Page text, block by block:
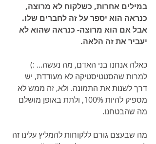
במילים אחרות, כשלקוח לא מרוצה,
כנראה הוא יספר על זה לחברים שלו.
אבל אם הוא מרוצה- כנראה שהוא לא
יעביר את זה הלאה.
כאלה אנחנו בני האדם, מה נעשה... :)
למרות שהסטטיסטיקה לא מעודדת, יש
דרך לשנות את התמונה. ולא, זה ממש לא
מספיק להיות 100%, ולתת באופן מושלם
מה שהבטחנו.
מה שבעצם גורם ללקוחות להמליץ עלינו זה